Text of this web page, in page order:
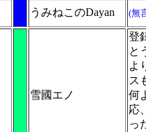
うみねこのDayan (無
雪國エノ
登
と
よ
ス
何
応
っ